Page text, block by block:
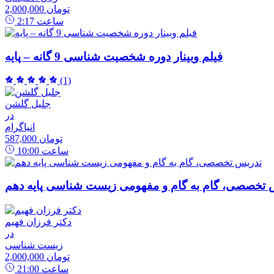
2,000,000 تومان
2:17 ساعت
فیلم وبینار دوره شخصیت شناسی 9 گانه – پایه
(1)
جلیل گلشن
در
انیاگرام
587,000 تومان
10:00 ساعت
تخصصی، گام به گام و مفهومی زیست شناسی پایه دهم
دکتر فرزان فهیم
در
زیست شناسی
2,000,000 تومان
21:00 ساعت